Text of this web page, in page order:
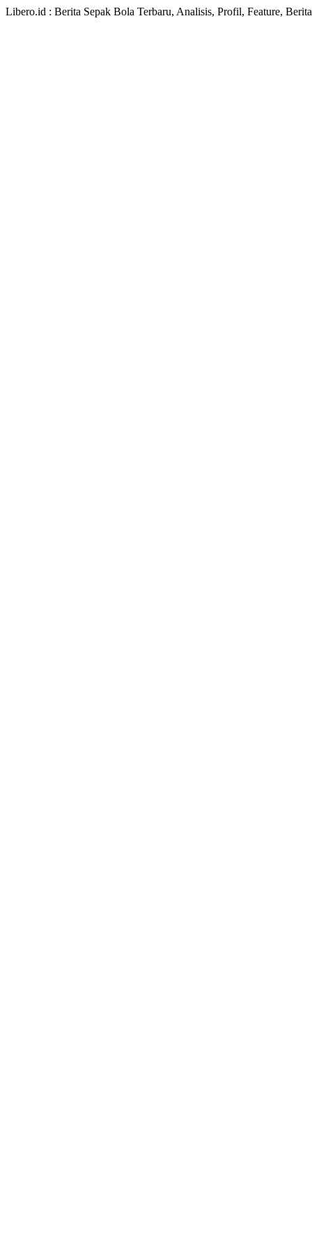
Libero.id : Berita Sepak Bola Terbaru, Analisis, Profil, Feature,